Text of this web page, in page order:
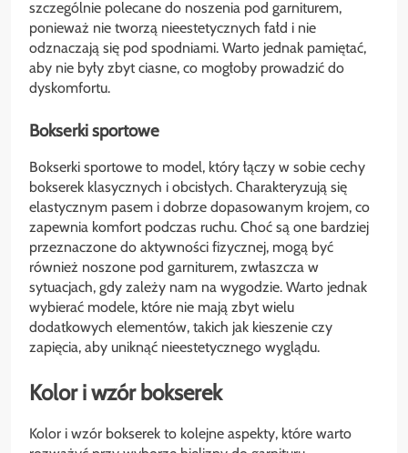
szczególnie polecane do noszenia pod garniturem,
ponieważ nie tworzą nieestetycznych fałd i nie
odznaczają się pod spodniami. Warto jednak pamiętać,
aby nie były zbyt ciasne, co mogłoby prowadzić do
dyskomfortu.
Bokserki sportowe
Bokserki sportowe to model, który łączy w sobie cechy
bokserek klasycznych i obcisłych. Charakteryzują się
elastycznym pasem i dobrze dopasowanym krojem, co
zapewnia komfort podczas ruchu. Choć są one bardziej
przeznaczone do aktywności fizycznej, mogą być
również noszone pod garniturem, zwłaszcza w
sytuacjach, gdy zależy nam na wygodzie. Warto jednak
wybierać modele, które nie mają zbyt wielu
dodatkowych elementów, takich jak kieszenie czy
zapięcia, aby uniknąć nieestetycznego wyglądu.
Kolor i wzór bokserek
Kolor i wzór bokserek to kolejne aspekty, które warto